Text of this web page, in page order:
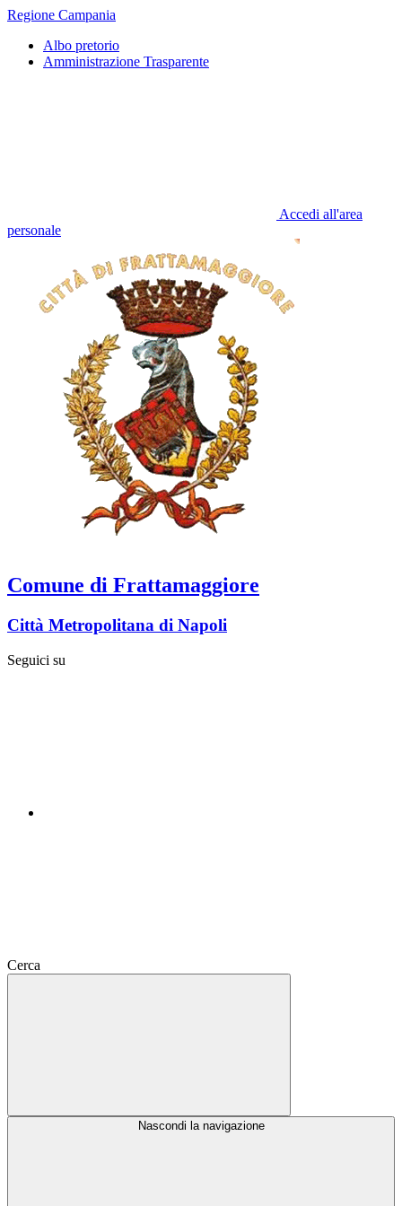
Regione Campania
Albo pretorio
Amministrazione Trasparente
Accedi all'area
personale
Comune di Frattamaggiore
Città Metropolitana di Napoli
Seguici su
Cerca
Nascondi la navigazione